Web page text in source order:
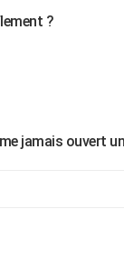
?
jamais ouvert